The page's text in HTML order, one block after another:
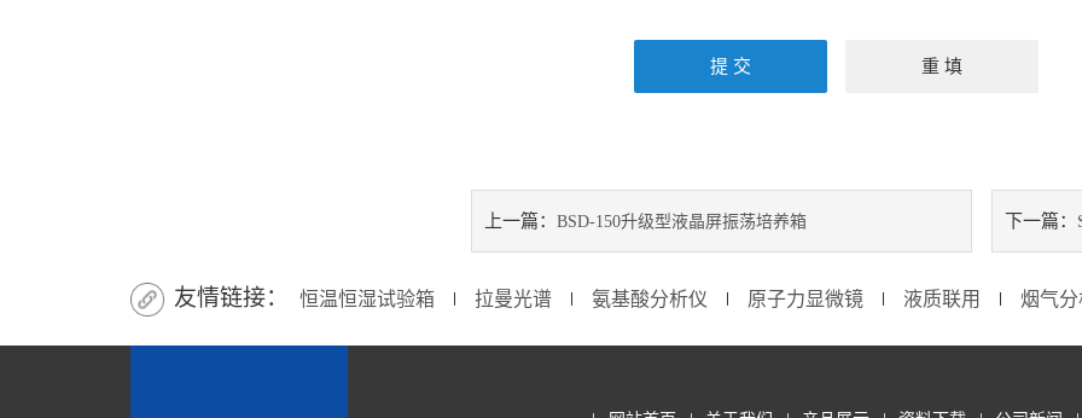
上一篇： BSD-150升级型液晶屏振荡培养箱 下一篇：
友情链接： 恒温恒湿试验箱 拉曼光谱 氨基酸分析仪 原子力显微镜 液质联用 烟气分